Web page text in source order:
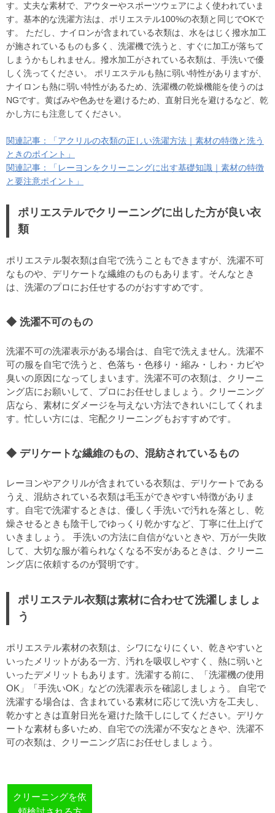
す。丈夫な素材で、アウターやスポーツウェアによく使われていま
す。基本的な洗濯方法は、ポリエステル100%の衣類と同じでOKで
す。 ただし、ナイロンが含まれている衣類は、水をはじく撥水加工
が施されているものも多く、洗濯機で洗うと、すぐに加工が落ちて
しまうかもしれません。撥水加工がされている衣類は、手洗いで優
しく洗ってください。 ポリエステルも熱に弱い特性がありますが、
ナイロンも熱に弱い特性があるため、洗濯機の乾燥機能を使うのは
NGです。黄ばみや色あせを避けるため、直射日光を避けるなど、乾
かし方にも注意してください。
関連記事：「アクリルの衣類の正しい洗濯方法｜素材の特徴と洗う
ときのポイント」
関連記事：「レーヨンをクリーニングに出す基礎知識｜素材の特徴
と要注意ポイント」
ポリエステルでクリーニングに出した方が良い衣
類
ポリエステル製衣類は自宅で洗うこともできますが、洗濯不可
なものや、デリケートな繊維のものもあります。そんなとき
は、洗濯のプロにお任せするのがおすすめです。
洗濯不可のもの
洗濯不可の洗濯表示がある場合は、自宅で洗えません。洗濯不
可の服を自宅で洗うと、色落ち・色移り・縮み・しわ・カビや
臭いの原因になってしまいます。洗濯不可の衣類は、クリーニ
ング店にお願いして、プロにお任せしましょう。クリーニング
店なら、素材にダメージを与えない方法できれいにしてくれま
す。忙しい方には、宅配クリーニングもおすすめです。
デリケートな繊維のもの、混紡されているもの
レーヨンやアクリルが含まれている衣類は、デリケートである
うえ、混紡されている衣類は毛玉ができやすい特徴がありま
す。自宅で洗濯するときは、優しく手洗いで汚れを落とし、乾
燥させるときも陰干しでゆっくり乾かすなど、丁寧に仕上げて
いきましょう。 手洗いの方法に自信がないときや、万が一失敗
して、大切な服が着られなくなる不安があるときは、クリーニ
ング店に依頼するのが賢明です。
ポリエステル衣類は素材に合わせて洗濯しましょ
う
ポリエステル素材の衣類は、シワになりにくい、乾きやすいと
いったメリットがある一方、汚れを吸収しやすく、熱に弱いと
いったデメリットもあります。洗濯する前に、「洗濯機の使用
OK」「手洗いOK」などの洗濯表示を確認しましょう。 自宅で
洗濯する場合は、含まれている素材に応じて洗い方を工夫し、
乾かすときは直射日光を避けた陰干しにしてください。デリケ
ートな素材も多いため、自宅での洗濯が不安なときや、洗濯不
可の衣類は、クリーニング店にお任せしましょう。
クリーニングを依